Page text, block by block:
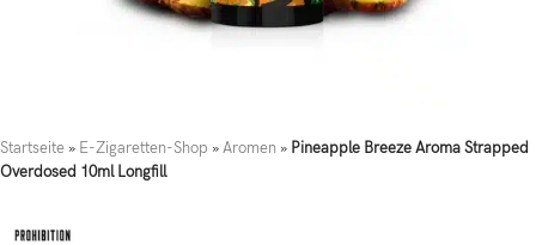
Startseite » E-Zigaretten-Shop »Aromen » Pineapple Breeze Aroma Strapped
Overdosed 10ml Longfill